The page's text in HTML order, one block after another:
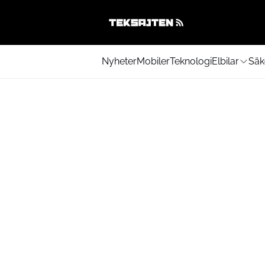
NyheterMobilerTeknologiElbilar